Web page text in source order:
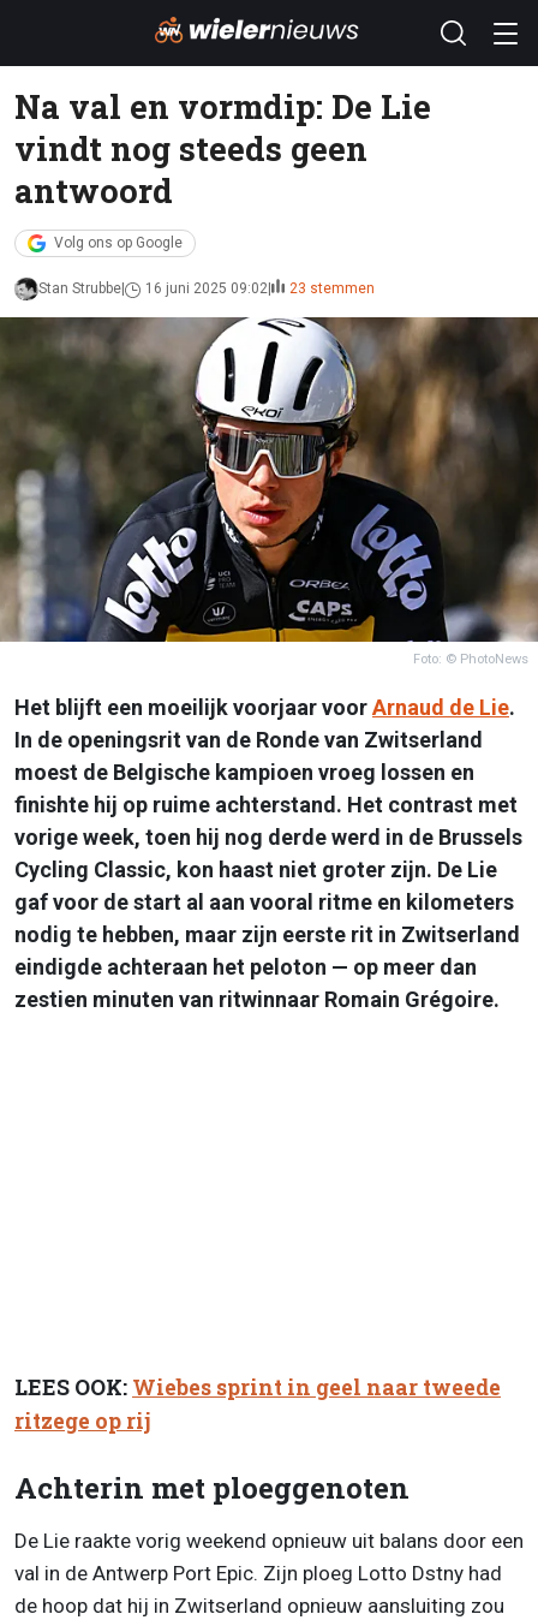
Na val en vormdip: De Lie
vindt nog steeds geen
antwoord
Volg ons op Google
Stan Strubbe 16 juni 2025 09:02 23 stemmen
Foto: © PhotoNews
Het blijft een moeilijk voorjaar voorArnaud de Lie.
In de openingsrit van de Ronde van Zwitserland
moest de Belgische kampioen vroeg lossen en
finishte hij op ruime achterstand. Het contrast met
vorige week, toen hij nog derde werd in de Brussels
Cycling Classic, kon haast niet groter zijn. De Lie
gaf voor de start al aan vooral ritme en kilometers
nodig te hebben, maar zijn eerste rit in Zwitserland
eindigde achteraan het peloton — op meer dan
zestien minuten van ritwinnaar Romain Grégoire.
LEES OOK: Wiebes sprint in geel naar tweede
ritzege op rij
Achterin met ploeggenoten
De Lie raakte vorig weekend opnieuw uit balans door een
val in de Antwerp Port Epic. Zijn ploeg Lotto Dstny had
de hoop dat hij in Zwitserland opnieuw aansluiting zou